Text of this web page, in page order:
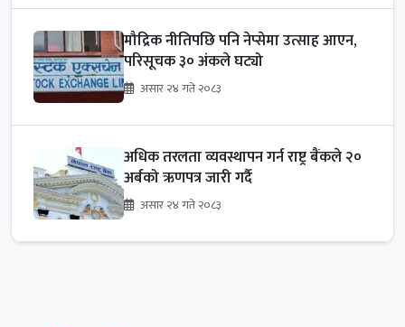
मौद्रिक नीतिपछि पनि नेप्सेमा उत्साह आएन,
परिसूचक ३० अंकले घट्यो
असार २४ गते २०८३
अधिक तरलता व्यवस्थापन गर्न राष्ट्र बैंकले २०
अर्बको ऋणपत्र जारी गर्दै
असार २४ गते २०८३